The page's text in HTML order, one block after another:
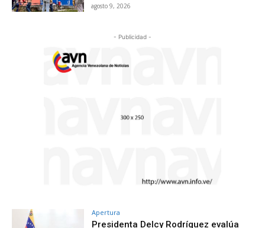
agosto 9, 2026
- Publicidad -
Apertura
Presidenta Delcy Rodríguez evalúa